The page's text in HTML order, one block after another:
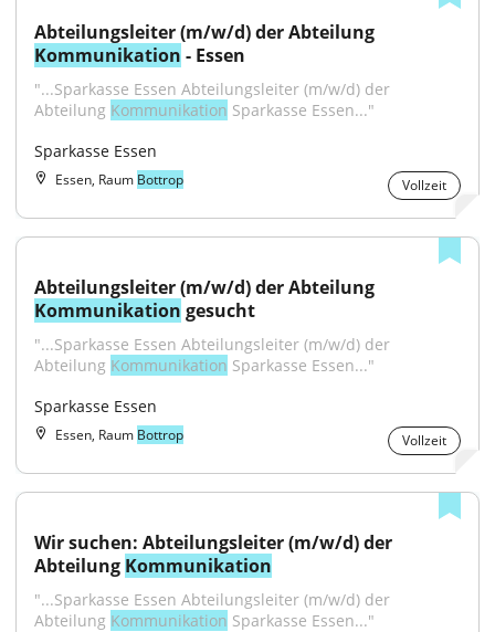
Kommunikation - Essen
"...Sparkasse Essen Abteilungsleiter (m/w/d) der
Abteilung Kommunikation Sparkasse Essen..."
Sparkasse Essen
Essen, Raum Bottrop Vollzeit
Kommunikation gesucht
"...Sparkasse Essen Abteilungsleiter (m/w/d) der
Abteilung Kommunikation Sparkasse Essen..."
Sparkasse Essen
Essen, Raum Bottrop Vollzeit
Wir suchen: Abteilungsleiter (m/w/d) der
Abteilung Kommunikation
"...Sparkasse Essen Abteilungsleiter (m/w/d) der
Abteilung Kommunikation Sparkasse Essen..."